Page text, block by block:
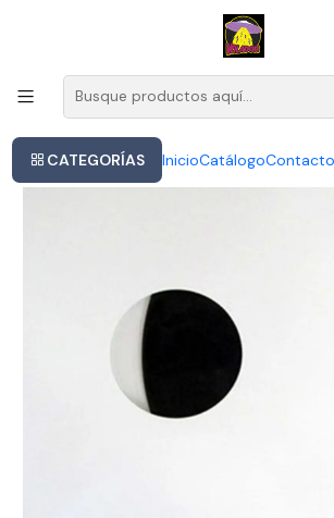
CATEGORÍAS InicioCatálogoContacto
Este es el texto del slide